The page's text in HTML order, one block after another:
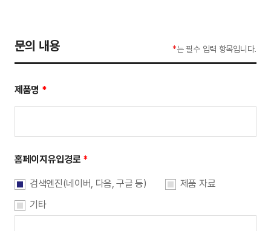
문의 내용 *는 필수 입력 항목입니다.
제품명 *
홈페이지 유입경로 *
검색엔진(네이버, 다음, 구글 등)
제품 자료
기타